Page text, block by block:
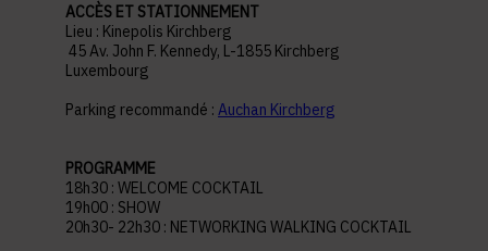
ACCÈS ET STATIONNEMENT
Lieu : Kinepolis Kirchberg
45 Av. John F. Kennedy, L-1855 Kirchberg
Luxembourg
Parking recommandé : Auchan Kirchberg
PROGRAMME
18h30 : WELCOME COCKTAIL
19h00 : SHOW
20h30- 22h30 : NETWORKING WALKING COCKTAIL